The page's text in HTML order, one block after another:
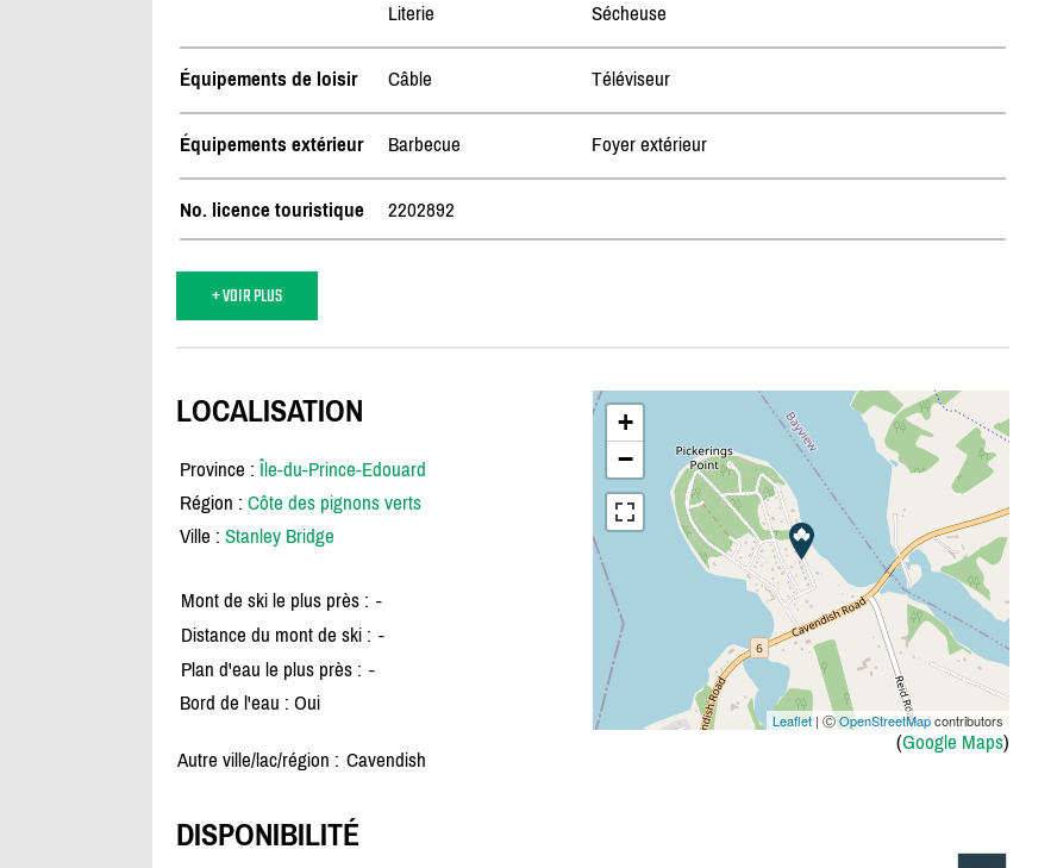
Literie
Sécheuse
Équipements de loisir Câble Téléviseur
Équipements extérieur Barbecue Foyer extérieur
No. licence touristique 2202892
+ VOIR PLUS
+
−
Leaflet| ⒸOpenStreetMapcontributors
(Google Maps)
LOCALISATION
Province : Île-du-Prince-Edouard
Région : Côte des pignons verts
Ville : Stanley Bridge
Mont de ski le plus près : -
Distance du mont de ski : -
Plan d'eau le plus près : -
Bord de l'eau : Oui
Autre ville/lac/région : Cavendish
DISPONIBILITÉ